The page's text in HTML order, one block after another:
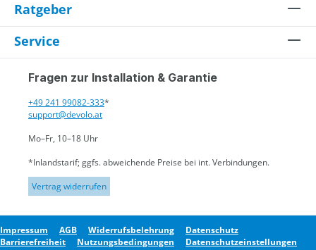
Ratgeber
Service
Fragen zur Installation & Garantie
+49 241 99082-333*
support@devolo.at
Mo–Fr, 10–18 Uhr
*Inlandstarif; ggfs. abweichende Preise bei int. Verbindungen.
Vertrag widerrufen
Impressum AGB Widerrufsbelehrung
Datenschutz
Barrierefreiheit
Nutzungsbedingungen Datenschutzeinstellungen